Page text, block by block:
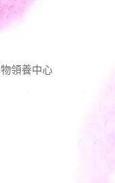
領養中心